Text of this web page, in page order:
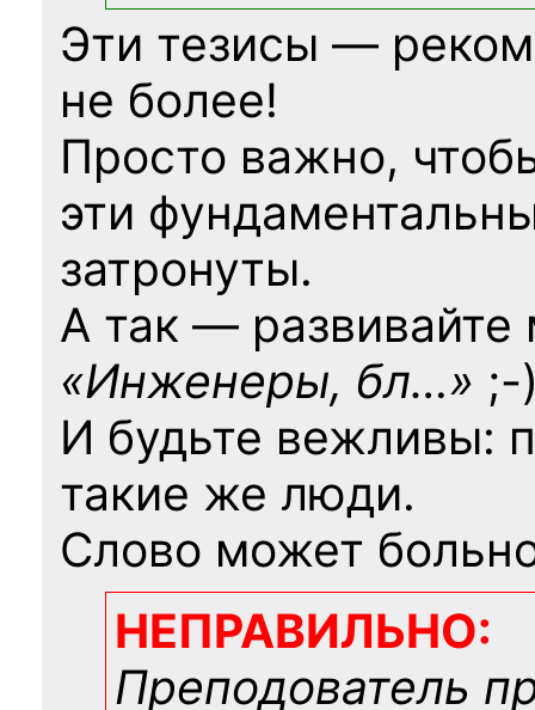
Эти тезисы —
не более!
Просто важно,
эти
затронуты.
А так — развивайте
«Инженеры, бл…» ;-
И будьте вежливы:
такие же люди.
Слово может
НЕПРАВИЛЬНО:
Преподователь